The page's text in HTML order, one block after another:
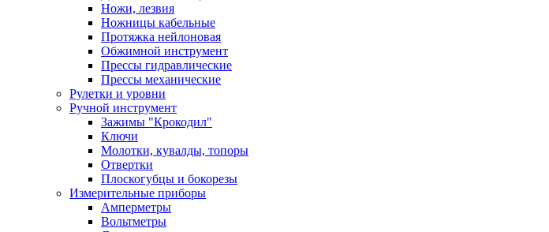
Ножи, лезвия
Ножницы кабельные
Протяжка нейлоновая
Обжимной инструмент
Прессы гидравлические
Прессы механические
Рулетки и уровни
Ручной инструмент
Зажимы "Крокодил"
Ключи
Молотки, кувалды, топоры
Отвертки
Плоскогубцы и бокорезы
Измерительные приборы
Амперметры
Вольтметры